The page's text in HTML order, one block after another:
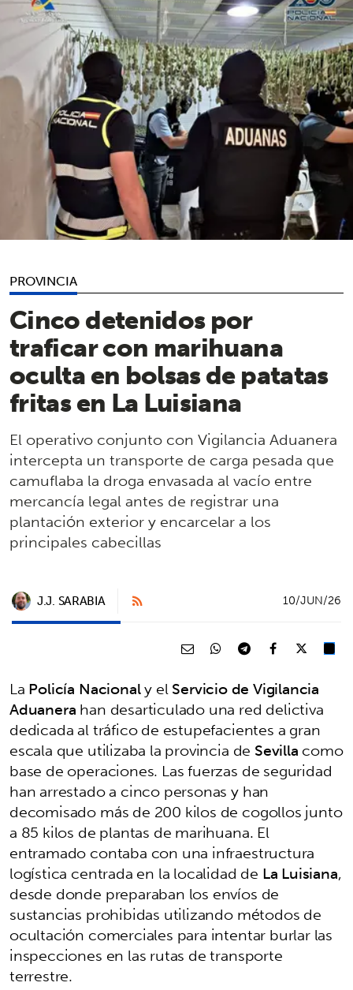
PROVINCIA
Cinco detenidos por
traficar con marihuana
oculta en bolsas de patatas
fritas en La Luisiana
El operativo conjunto con Vigilancia Aduanera
intercepta un transporte de carga pesada que
camuflaba la droga envasada al vacío entre
mercancía legal antes de registrar una
plantación exterior y encarcelar a los
principales cabecillas
J.J. SARABIA 10/JUN/26
LaPolicía Nacionaly elServicio de Vigilancia
Aduanerahan desarticulado una red delictiva
dedicada al tráfico de estupefacientes a gran
escala que utilizaba la provincia de Sevillacomo
base de operaciones. Las fuerzas de seguridad
han arrestado a cinco personas y han
decomisado más de 200 kilos de cogollos junto
a 85 kilos de plantas de marihuana. El
entramado contaba con una infraestructura
logística centrada en la localidad de La Luisiana,
desde donde preparaban los envíos de
sustancias prohibidas utilizando métodos de
ocultación comerciales para intentar burlar las
inspecciones en las rutas de transporte
terrestre.